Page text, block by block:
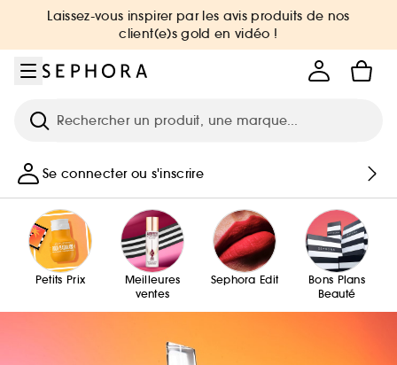
Aller au menu
Aller au contenu principal
Aller au pied de page
Laissez-vous inspirer par les avis produits de nos
client(e)s gold en vidéo !
Recherche
Se connecter ou s'inscrire
Petits Prix
Meilleures
ventes
Sephora Edit
Bons Plans
Beauté